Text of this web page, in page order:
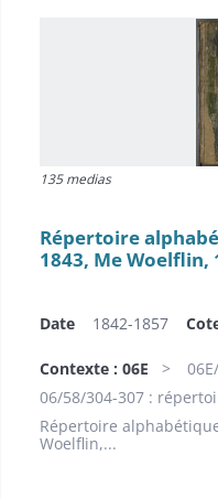
135 medias
Répertoire
1843, Me Woelflin,
Date 1842-1857
Contexte : 06E
06/58/304-307 :
Répertoire
Woelflin,...